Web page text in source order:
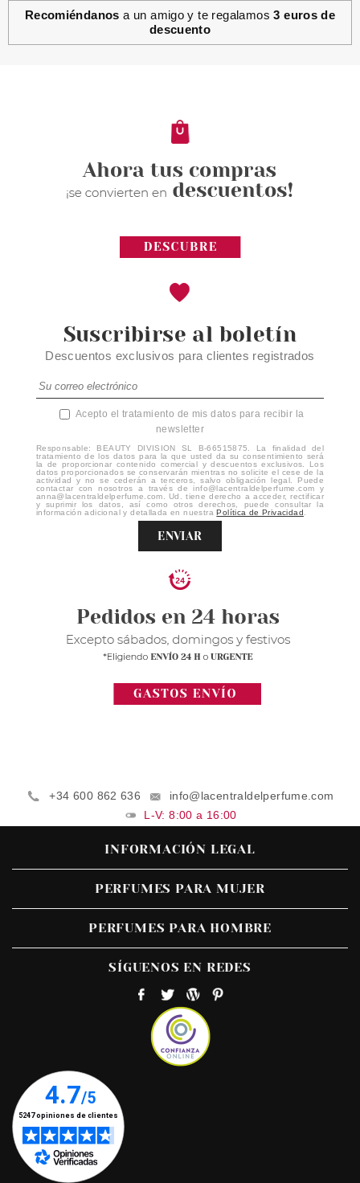
CLARINS
29.99€
Recomiéndanos a un amigo y te regalamos3 euros de
descuento
Suscribirse al boletín
Descuentos exclusivos para clientes registrados
Acepto el tratamiento de mis datos para recibir la
newsletter
Responsable: BEAUTY DIVISION SL B-66515875. La finalidad del
tratamiento de los datos para la que usted da su consentimiento será
la de proporcionar contenido comercial y descuentos exclusivos. Los
datos proporcionados se conservarán mientras no solicite el cese de la
actividad y no se cederán a terceros, salvo obligación legal. Puede
contactar con nosotros a través de info@lacentraldelperfume.com y
anna@lacentraldelperfume.com. Ud. tiene derecho a acceder, rectificar
y suprimir los datos, así como otros derechos, puede consultar la
información adicional y detallada en nuestraPolítica de Privacidad.
ENVIAR
+34 600 862 636
info@lacentraldelperfume.com
L-V: 8:00 a 16:00
INFORMACIÓN LEGAL
PERFUMES PARA MUJER
PERFUMES PARA HOMBRE
SÍGUENOS EN REDES